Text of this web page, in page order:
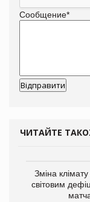
Сообщение*
ЧИТАЙТЕ
Зміна
світовим